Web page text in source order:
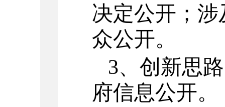
决定公开；
众公开。
3、创新思
府信息公开。